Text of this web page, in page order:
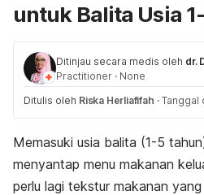
untuk Balita Usia
Ditinjau secara medis oleh dr.
Practitioner · None
Ditulis oleh Riska Herliafifah · Tanggal
Memasuki usia balita (1-5
menyantap menu makanan
perlu lagi tekstur makanan